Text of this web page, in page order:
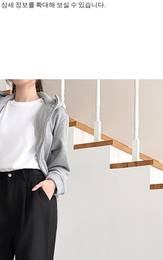
상세 정보를 확대해 보실 수 있습니다.